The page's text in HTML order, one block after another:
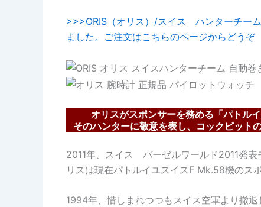
>>>ORIS（オリス）/スイス ハンターチー
ました。ご注文はこちらのページからどうぞ
オリスがスポンサーを務める「パトル
そのハンターに敬意を表し、コックピット
2011年、スイス バーゼルワールド2011発
リスは現在パトルイユスイスF Mk.58機のス
1994年、惜しまれつつもスイス空軍より撤